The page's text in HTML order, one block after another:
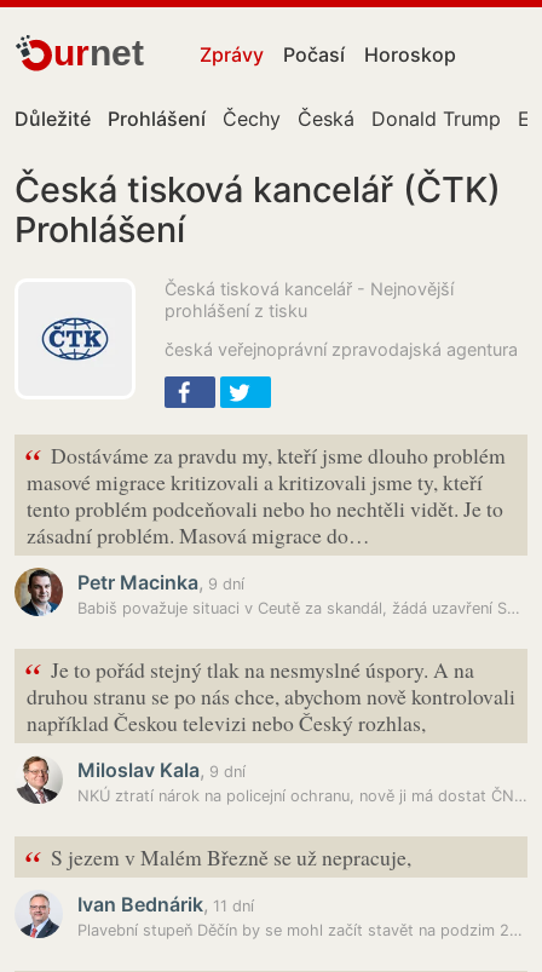
urnet Zprávy Počasí Horoskop
Důležité Prohlášení Čechy Česká Donald Trump
Česká tisková kancelář (ČTK)
Prohlášení
Česká tisková kancelář - Nejnovější
prohlášení z tisku
česká veřejnoprávní zpravodajská agentura
“ Dostáváme za pravdu my, kteří jsme dlouho problém
masové migrace kritizovali a kritizovali jsme ty, kteří
tento problém podceňovali nebo ho nechtěli vidět. Je to
zásadní problém. Masová migrace do…
Petr Macinka, 9 dní
Babiš považuje situaci v Ceutě za skandál, žádá uzavření Schengenu
“ Je to pořád stejný tlak na nesmyslné úspory. A na
druhou stranu se po nás chce, abychom nově kontrolovali
například Českou televizi nebo Český rozhlas,
Miloslav Kala, 9 dní
NKÚ ztratí nárok na policejní ochranu, nově ji má dostat ČNB,…
“ S jezem v Malém Březně se už nepracuje,
Ivan Bednárik, 11 dní
Plavební stupeň Děčín by se mohl začít stavět na podzim 2029, řekl…